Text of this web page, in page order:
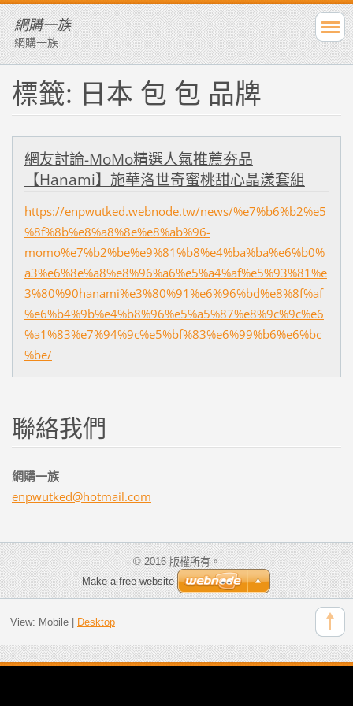
網購一族
網購一族
標籤: 日本 包 包 品牌
網友討論-MoMo精選人氣推薦夯品
【Hanami】施華洛世奇蜜桃甜心晶漾套組
https://enpwutked.webnode.tw/news/%e7%b6%b2%e5
%8f%8b%e8%a8%8e%e8%ab%96-
momo%e7%b2%be%e9%81%b8%e4%ba%ba%e6%b0%
a3%e6%8e%a8%e8%96%a6%e5%a4%af%e5%93%81%e
3%80%90hanami%e3%80%91%e6%96%bd%e8%8f%af
%e6%b4%9b%e4%b8%96%e5%a5%87%e8%9c%9c%e6
%a1%83%e7%94%9c%e5%bf%83%e6%99%b6%e6%bc
%be/
聯絡我們
網購一族
enpwutked@hotmail.com
© 2016 版權所有。
Make a free website
View: Mobile| Desktop